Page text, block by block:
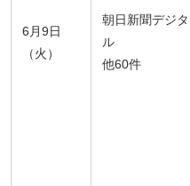
6月9日
（火）
朝日新聞デジタ
ル
他60件